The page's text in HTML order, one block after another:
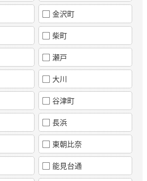
金沢町
柴町
瀬戸
大川
谷津町
長浜
東朝比奈
能見台通